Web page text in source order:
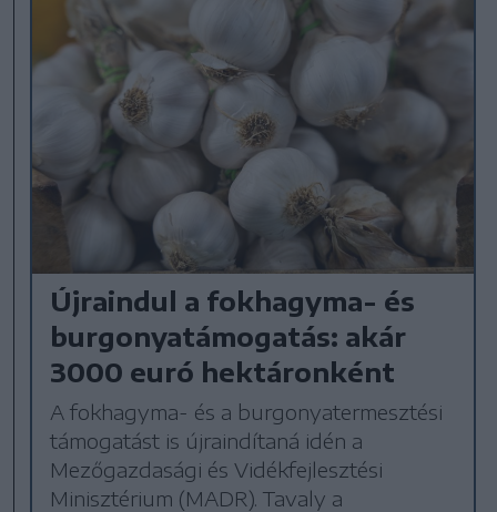
Újraindul a fokhagyma- és
burgonyatámogatás: akár
3000 euró hektáronként
A fokhagyma- és a burgonyatermesztési
támogatást is újraindítaná idén a
Mezőgazdasági és Vidékfejlesztési
Minisztérium (MADR). Tavaly a